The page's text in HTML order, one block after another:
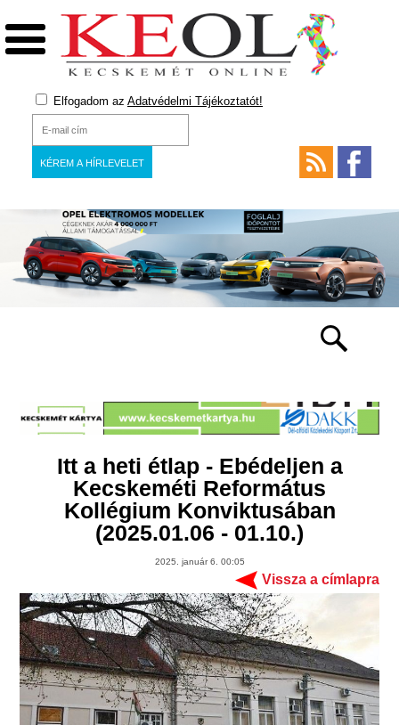
Elfogadom az Adatvédelmi Tájékoztatót!
Itt a heti étlap - Ebédeljen a
Kecskeméti Református
Kollégium Konviktusában
(2025.01.06 - 01.10.)
2025. január 6. 00:05
Vissza a címlapra